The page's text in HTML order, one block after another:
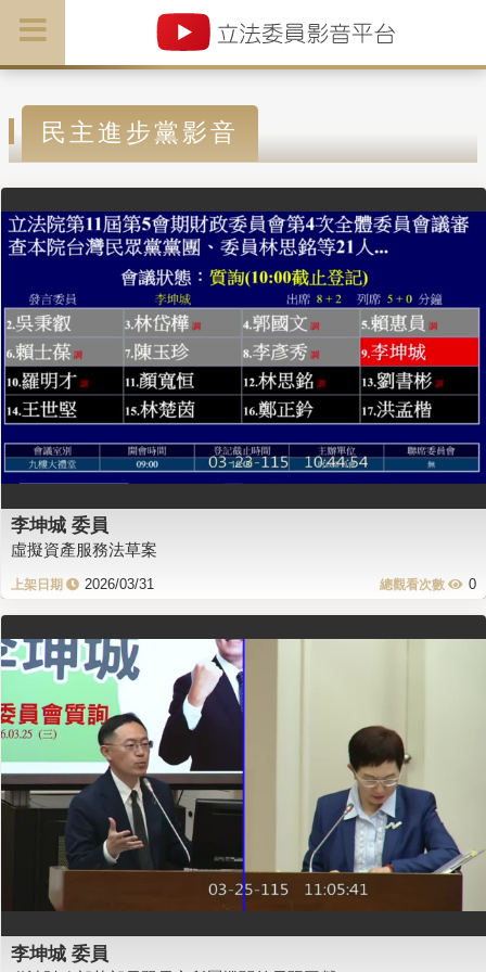
民主進步黨影音
李坤城 委員
虛擬資產服務法草案
2026/03/31 0
李坤城 委員